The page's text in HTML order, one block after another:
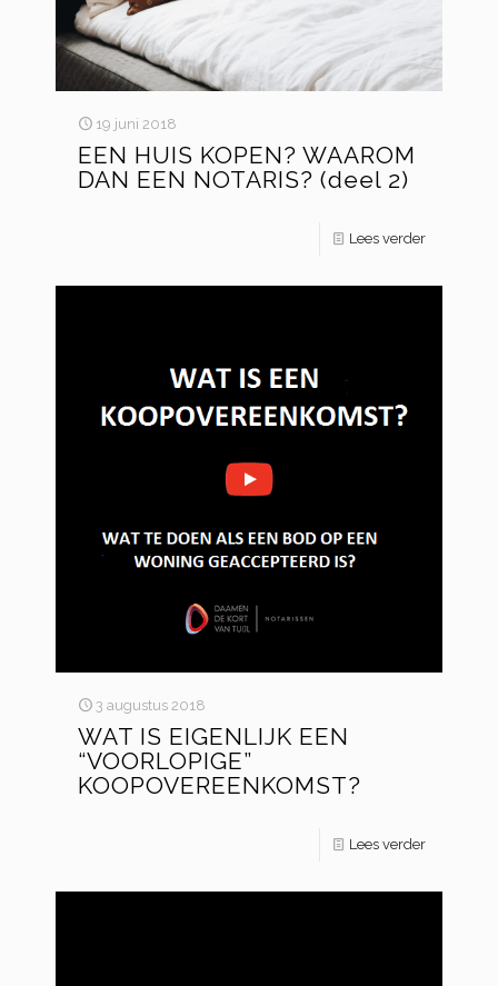
19 juni 2018
EEN HUIS KOPEN? WAAROM
DAN EEN NOTARIS? (deel 2)
Lees verder
3 augustus 2018
WAT IS EIGENLIJK EEN
“VOORLOPIGE”
KOOPOVEREENKOMST?
Lees verder